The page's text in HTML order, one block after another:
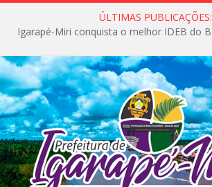
ÚLTIMAS PUBLICAÇÕES: